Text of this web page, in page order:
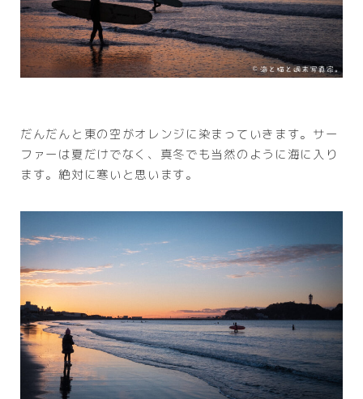
だんだんと東の空がオレンジに染まっていきます。サー
ファーは夏だけでなく、真冬でも当然のように海に入り
ます。絶対に寒いと思います。